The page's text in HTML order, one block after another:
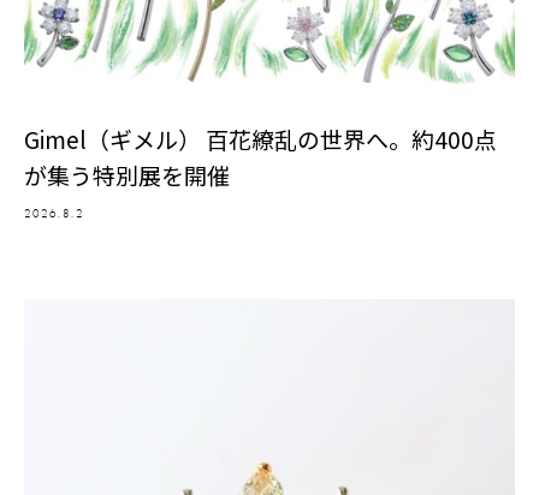
Gimel（ギメル） 百花繚乱の世界へ。約400点
が集う特別展を開催
2026.8.2